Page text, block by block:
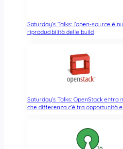
Saturday’s Talks: l’open-source è
riproducibilità delle build
Saturday’s Talks: OpenStack entra
che differenza c’è tra opportunità